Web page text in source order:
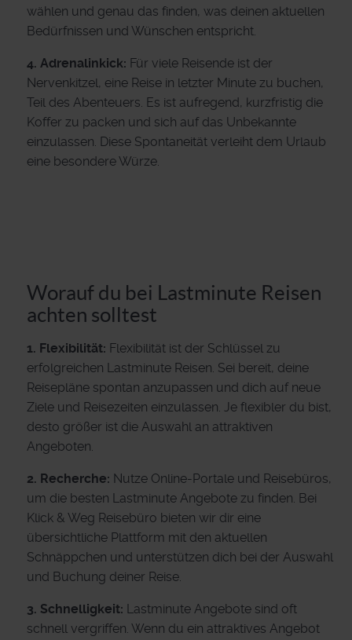
wählen und genau das finden, was deinen aktuellen
Bedürfnissen und Wünschen entspricht.
4. Adrenalinkick: Für viele Reisende ist der
Nervenkitzel, eine Reise in letzter Minute zu buchen,
Teil des Abenteuers. Es ist aufregend, kurzfristig die
Koffer zu packen und sich auf das Unbekannte
einzulassen. Diese Spontaneität verleiht dem Urlaub
eine besondere Würze.
Worauf du bei Lastminute Reisen
achten solltest
1. Flexibilität: Flexibilität ist der Schlüssel zu
erfolgreichen Lastminute Reisen. Sei bereit, deine
Reisepläne spontan anzupassen und dich auf neue
Ziele und Reisezeiten einzulassen. Je flexibler du bist,
desto größer ist die Auswahl an attraktiven
Angeboten.
2. Recherche: Nutze Online-Portale und Reisebüros,
um die besten Lastminute Angebote zu finden. Bei
Klick & Weg Reisebüro bieten wir dir eine
übersichtliche Plattform mit den aktuellen
Schnäppchen und unterstützen dich bei der Auswahl
und Buchung deiner Reise.
3. Schnelligkeit: Lastminute Angebote sind oft
schnell vergriffen. Wenn du ein attraktives Angebot